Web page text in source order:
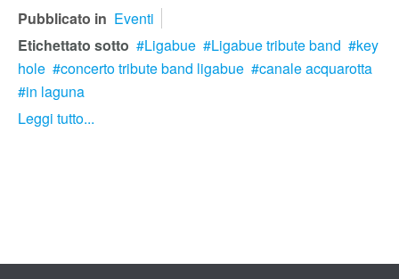
Pubblicato in Eventi
Etichettato sotto
Ligabue Ligabue tribute band
key
hole
concerto tribute band ligabue
canale acquarotta
in laguna
Leggi tutto...